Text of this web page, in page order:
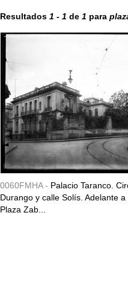
Resultados 1 - 1 de 1 para
0060FMHA - Palacio Taranco.
Durango y calle Solís. Adelante
Plaza Zab...